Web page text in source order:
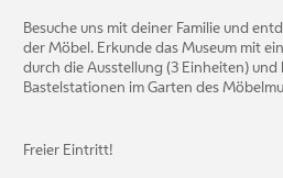
Besuche uns mit deiner Familie und
der Möbel. Erkunde das Museum mit
durch die Ausstellung (3 Einheiten) und
Bastelstationen im Garten des
Freier Eintritt!